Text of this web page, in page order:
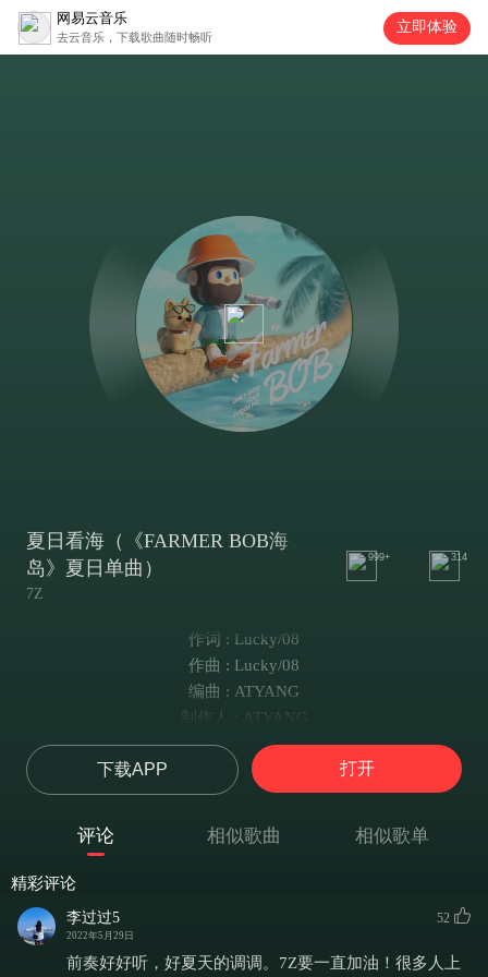
网易云音乐
去云音乐，下载歌曲随时畅听
立即体验
夏日看海（《FARMER BOB海
岛》夏日单曲）
7Z
999+ 314
作词 : Lucky/08
作曲 : Lucky/08
编曲 : ATYANG
制作人 : ATYANG
感受夏日的风吹过
笑容好比糖果
像太阳在融化我心窝
城市里看海潮落
盛夏夜晚的月亮跌进海里
下载APP 打开
评论 相似歌曲 相似歌单
精彩评论
李过过5
2022年5月29日
52
前奏好好听，好夏天的调调。7Z要一直加油！很多人上